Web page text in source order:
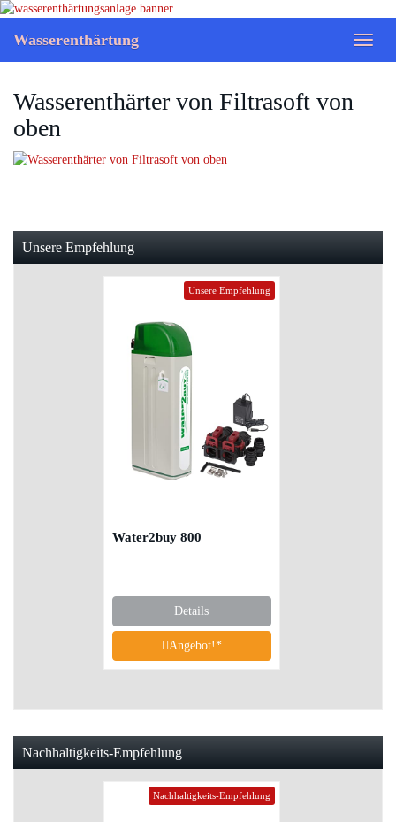
Skip
main
content
Toggle
Wasserenthärtung
Wasserenthärter von Filtrasoft von
oben
Unsere Empfehlung
Unsere Empfehlung
Water2buy 800
Details
Angebot!*
Nachhaltigkeits-Empfehlung
Nachhaltigkeits-Empfehlung